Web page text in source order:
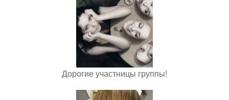
Дорогие участницы группы!